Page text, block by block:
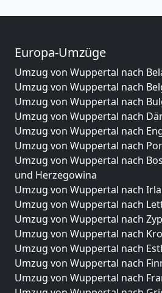
Europa-Umzüge
Umzug von Wuppertal nach
Umzug von Wuppertal nach
Umzug von Wuppertal nach
Umzug von Wuppertal nach
Umzug von Wuppertal nach
Umzug von Wuppertal nach
Umzug von Wuppertal nach
und Herzegowina
Umzug von Wuppertal nach
Umzug von Wuppertal nach
Umzug von Wuppertal nach
Umzug von Wuppertal nach
Umzug von Wuppertal nach
Umzug von Wuppertal nach
Umzug von Wuppertal nach